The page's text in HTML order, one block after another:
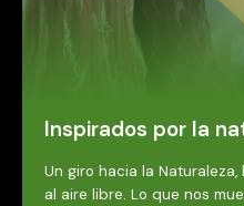
Inspirados por la
Un giro hacia la
al aire libre. Lo que nos